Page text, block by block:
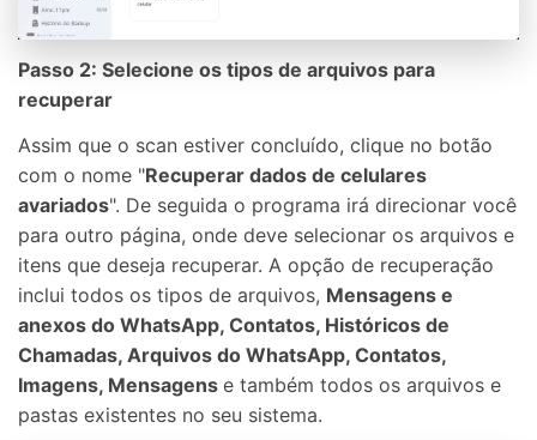
Passo 2: Selecione os tipos de arquivos para
recuperar
Assim que o scan estiver concluído, clique no botão
com o nome "Recuperar dados de celulares
avariados". De seguida o programa irá direcionar você
para outro página, onde deve selecionar os arquivos e
itens que deseja recuperar. A opção de recuperação
inclui todos os tipos de arquivos, Mensagens e
anexos do WhatsApp, Contatos, Históricos de
Chamadas, Arquivos do WhatsApp, Contatos,
Imagens, Mensagens e também todos os arquivos e
pastas existentes no seu sistema.